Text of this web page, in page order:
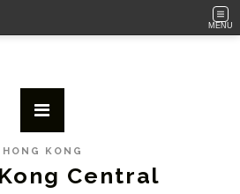
MENU
HONG KONG
Central